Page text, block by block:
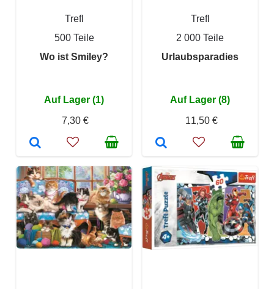
Trefl
500 Teile
Wo ist Smiley?
Auf Lager (1)
7,30 €
Trefl
2 000 Teile
Urlaubsparadies
Auf Lager (8)
11,50 €